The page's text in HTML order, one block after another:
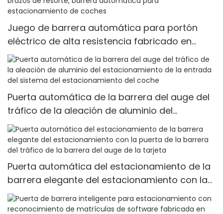
Juego de barrera automática para portón
eléctrico de alta resistencia fabricado en
fábrica propia de China, brazos de resorte,
barrera automática para estacionamiento de
coches
Puerta automática de la barrera del auge del
tráfico de la aleación de aluminio del
estacionamiento de la entrada del sistema
del estacionamiento del coche
Puerta automática del estacionamiento de la
barrera elegante del estacionamiento con la
puerta de la barrera del tráfico de la barrera
del auge de la tarjeta